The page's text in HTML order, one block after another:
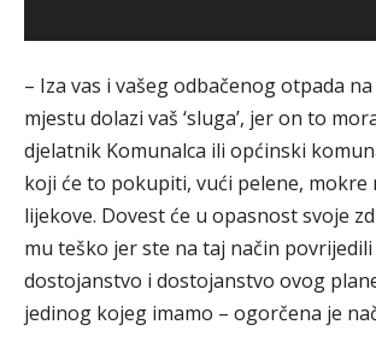
– Iza vas i vašeg odbačenog otpada
mjestu dolazi vaš ‘sluga’, jer on to
djelatnik Komunalca ili općinski
koji će to pokupiti, vući pelene, mokre
lijekove. Dovest će u opasnost svoje
mu teško jer ste na taj način
dostojanstvo i dostojanstvo ovog
jedinog kojeg imamo – ogorčena je